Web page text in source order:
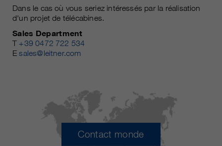
Dans le cas où vous seriez intéressés par la réalisation
d'un projet de télécabines.
Sales Department
T +39 0472 722 534
Esales@leitner.com
Contact monde